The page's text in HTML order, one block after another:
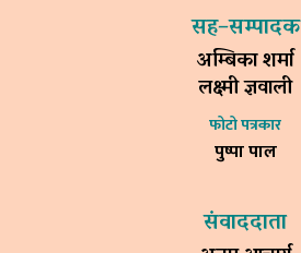
सह–सम्पादक
अम्बिका शर्मा
लक्ष्मी ज्ञवाली
फोटो पत्रकार
पुष्पा पाल
संवाददाता